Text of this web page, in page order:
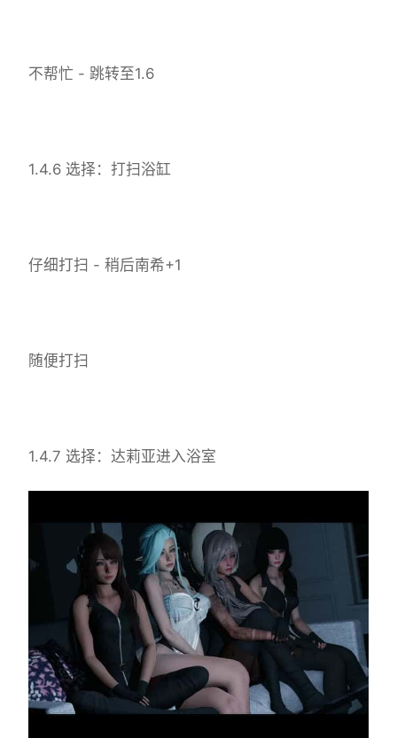
不帮忙 - 跳转至1.6
1.4.6 选择：打扫浴缸
仔细打扫 - 稍后南希+1
随便打扫
1.4.7 选择：达莉亚进入浴室